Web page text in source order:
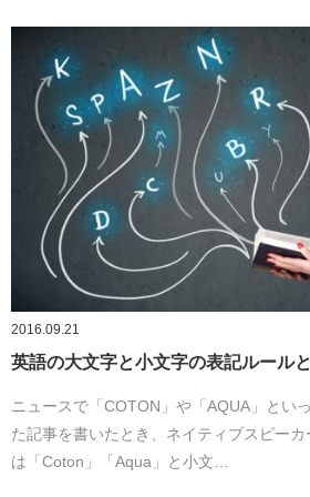
2016.09.21
英語の大文字と小文字の表記ルール
ニュースで「COTON」や「AQUA」とい
た記事を書いたとき、ネイティブスピー
は「Coton」「Aqua」と小文…